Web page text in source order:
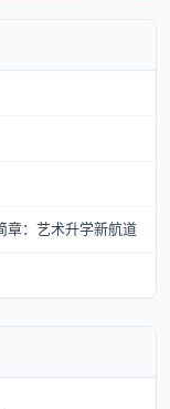
章：艺术升学新航道